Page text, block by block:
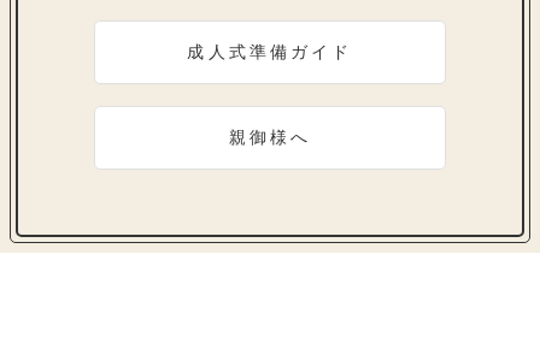
成人式準備ガイド
親御様へ